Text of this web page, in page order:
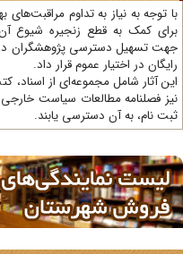
کمک به قطع زنجیره شیوع
تسهیل دسترسی پژوهشگران در
در اختیار عموم قرار داد.
آثار شامل مجموعه‌ای از اسناد،
فصلنامه مطالعات سیاست خارجی
نام، به آن دسترسی یابند.